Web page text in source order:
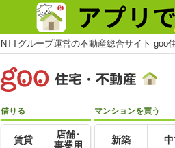
NTTグループ運営の不動産総合サイト goo
借りる
賃貸
店舗･
事業用
マンションを買う
新築